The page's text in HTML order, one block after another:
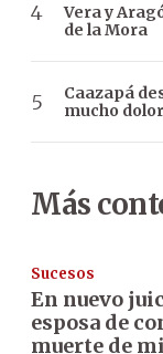
Vera y
de la Mora
Caazapá
mucho
Más
Sucesos
En nuevo
esposa de
muerte de